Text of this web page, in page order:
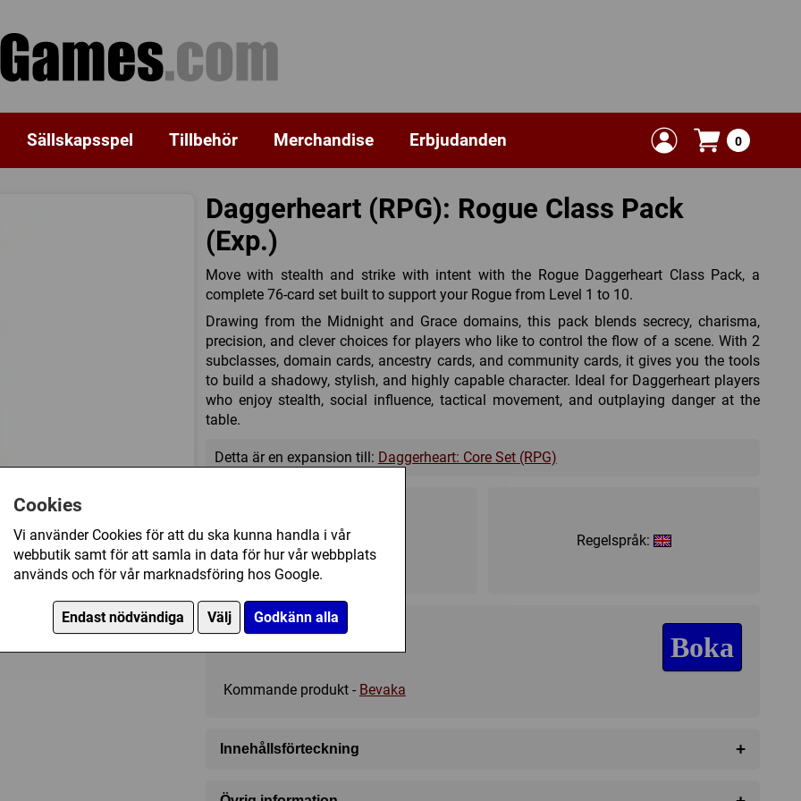
Cookies
Vi använder Cookies för att du ska kunna handla i vår
webbutik samt för att samla in data för hur vår webbplats
används och för vår marknadsföring hos Google.
Endast nödvändiga Välj Godkänn alla
Sällskapsspel Tillbehör Merchandise Erbjudanden 0
Daggerheart (RPG): Rogue Class Pack
(Exp.)
Move with stealth and strike with intent with the Rogue Daggerheart Class Pack, a
complete 76-card set built to support your Rogue from Level 1 to 10.
Drawing from the Midnight and Grace domains, this pack blends secrecy, charisma,
precision, and clever choices for players who like to control the flow of a scene. With 2
subclasses, domain cards, ancestry cards, and community cards, it gives you the tools
to build a shadowy, stylish, and highly capable character. Ideal for Daggerheart players
who enjoy stealth, social influence, tactical movement, and outplaying danger at the
table.
Detta är en expansion till: Daggerheart: Core Set (RPG)
? ?
Regelspråk:
259 kr Boka
Kommande produkt - Bevaka
Innehållsförteckning +